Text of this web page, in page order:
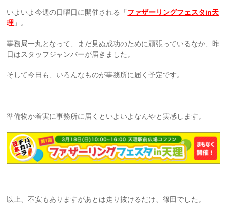
いよいよ今週の日曜日に開催される「 ファザーリングフェスタin天
理 」。
事務局一丸となって、まだ見ぬ成功のために頑張っているなか、昨
日はスタッフジャンバーが届きました。
そして今日も、いろんなものが事務所に届く予定です。
準備物か着実に事務所に届くといよいよなんやと実感します。
以上、不安もありますがあとは走り抜けるだけ、篠田でした。